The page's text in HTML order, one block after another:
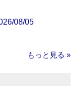
08/05
もっと見る »